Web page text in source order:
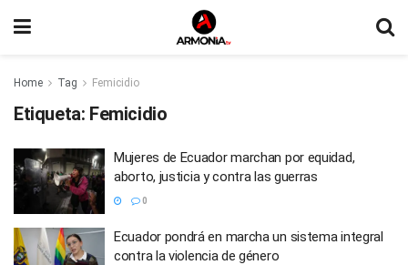
Home Tag Femicidio
Etiqueta: Femicidio
Mujeres de Ecuador marchan por equidad,
aborto, justicia y contra las guerras
0
Ecuador pondrá en marcha un sistema integral
contra la violencia de género